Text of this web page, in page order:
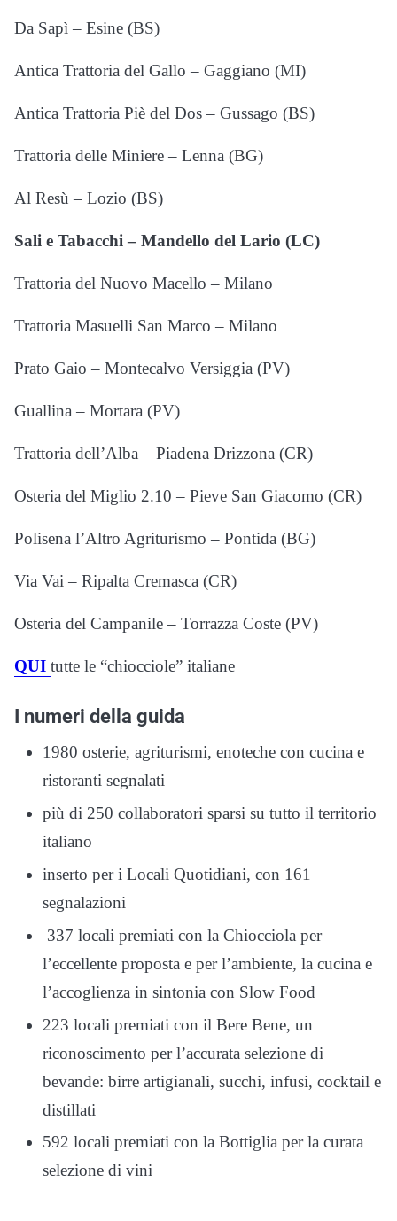
Da Sapì – Esine (BS)
Antica Trattoria del Gallo – Gaggiano (MI)
Antica Trattoria Piè del Dos – Gussago (BS)
Trattoria delle Miniere – Lenna (BG)
Al Resù – Lozio (BS)
Sali e Tabacchi – Mandello del Lario (LC)
Trattoria del Nuovo Macello – Milano
Trattoria Masuelli San Marco – Milano
Prato Gaio – Montecalvo Versiggia (PV)
Guallina – Mortara (PV)
Trattoria dell’Alba – Piadena Drizzona (CR)
Osteria del Miglio 2.10 – Pieve San Giacomo (CR)
Polisena l’Altro Agriturismo – Pontida (BG)
Via Vai – Ripalta Cremasca (CR)
Osteria del Campanile – Torrazza Coste (PV)
QUI tutte le “chiocciole” italiane
I numeri della guida
1980 osterie, agriturismi, enoteche con cucina e
ristoranti segnalati
più di 250 collaboratori sparsi su tutto il territorio
italiano
inserto per i Locali Quotidiani, con 161
segnalazioni
337 locali premiati con la Chiocciola per
l’eccellente proposta e per l’ambiente, la cucina e
l’accoglienza in sintonia con Slow Food
223 locali premiati con il Bere Bene, un
riconoscimento per l’accurata selezione di
bevande: birre artigianali, succhi, infusi, cocktail e
distillati
592 locali premiati con la Bottiglia per la curata
selezione di vini